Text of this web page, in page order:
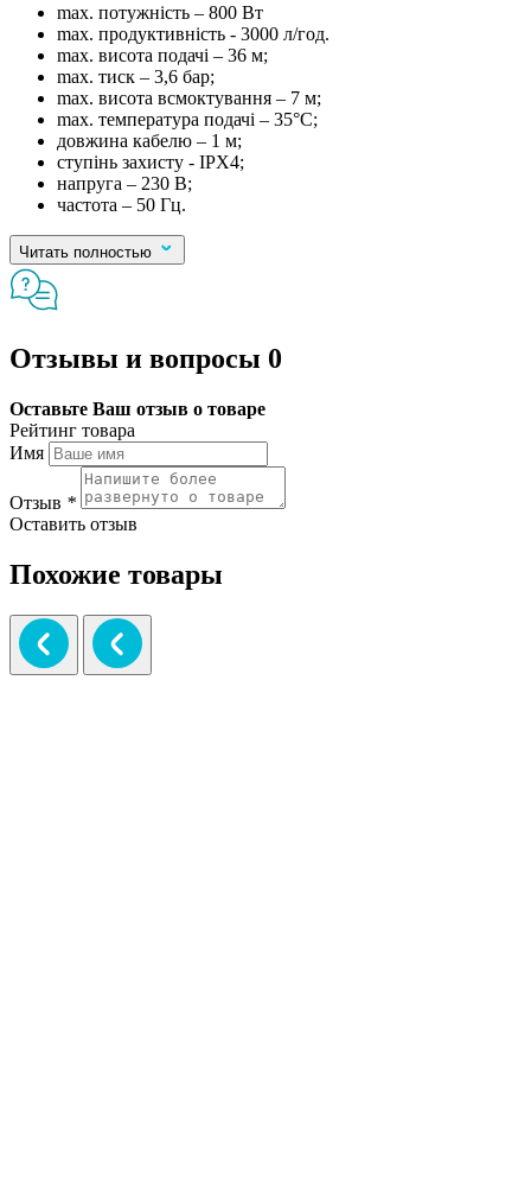
max. потужність – 800 Вт
max. продуктивність - 3000 л/год.
max. висота подачі – 36 м;
max. тиск – 3,6 бар;
max. висота всмоктування – 7 м;
max. температура подачі – 35°С;
довжина кабелю – 1 м;
ступінь захисту - IPX4;
напруга – 230 В;
частота – 50 Гц.
Читать полностью
Отзывы и вопросы 0
Оставьте Ваш отзыв о товаре
Рейтинг товара
Имя
Отзыв *
Оставить отзыв
Похожие товары